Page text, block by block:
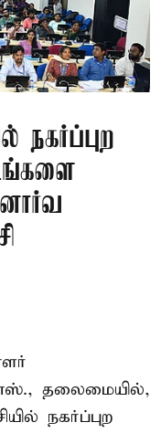
நகர்ப்புற
தலைமையில்,
நகர்ப்புற